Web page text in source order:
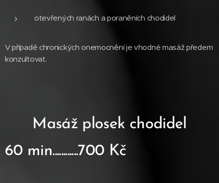
otevřených ranách a poraněních chodidel
V případě chronických onemocnění je vhodné masáž předem
konzultovat.
Masáž plosek chodidel
60 min............700 Kč